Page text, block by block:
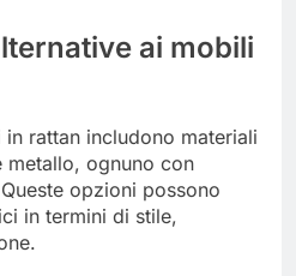
ai mobili
rattan includono materiali
metallo, ognuno con
opzioni possono
in termini di stile,